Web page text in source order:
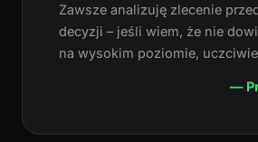
Zawsze analizuję zlecenie
decyzji – jeśli wiem, że nie
na wysokim poziomie,
—